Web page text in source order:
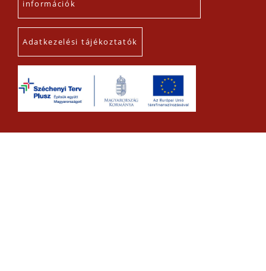
információk
Adatkezelési tájékoztatók